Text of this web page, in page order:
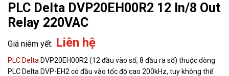
PLC Delta DVP20EH00R2 12 In/8 Out
Relay 220VAC
Liên hệ
PLC Delta DVP20EH00R2 (12 đầu vào số, 8 đầu ra số) thuộc dòng
PLC Delta DVP-EH2 có đầu vào tốc độ cao 200kHz, tuy không thể